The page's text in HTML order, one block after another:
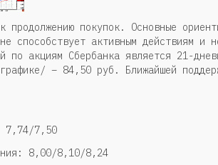
продолжению покупок. Основные
способствует активным действиям и
по акциям Сбербанка является 21-
– 84,50 руб. Ближайшей
7,74/7,50
8,00/8,10/8,24